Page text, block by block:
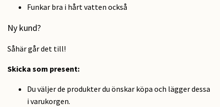
Funkar bra i hårt vatten också
Ny kund?
Såhär går det till!
Skicka som present:
Du väljer de produkter du önskar köpa och lägger dessa
i varukorgen.